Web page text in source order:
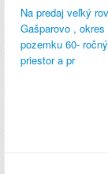
Na predaj veľký
Gašparovo ,
pozemku 60-
priestor a pr